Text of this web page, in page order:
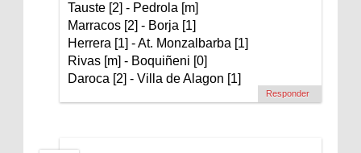
Tauste [2] - Pedrola [m]
Marracos [2] - Borja [1]
Herrera [1] - At. Monzalbarba [1]
Rivas [m] - Boquiñeni [0]
Daroca [2] - Villa de Alagon [1]
Responder